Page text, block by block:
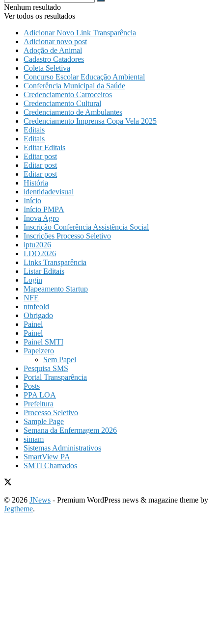
Nenhum resultado
Ver todos os resultados
Adicionar Novo Link Transparência
Adicionar novo post
Adoção de Animal
Cadastro Catadores
Coleta Seletiva
Concurso Escolar Educação Ambiental
Conferência Municipal da Saúde
Credenciamento Carroceiros
Credenciamento Cultural
Credenciamento de Ambulantes
Credenciamento Imprensa Copa Vela 2025
Editais
Editais
Editar Editais
Editar post
Editar post
Editar post
História
identidadevisual
Início
Início PMPA
Inova Agro
Inscrição Conferência Assistência Social
Inscrições Processo Seletivo
iptu2026
LDO2026
Links Transparência
Listar Editais
Login
Mapeamento Startup
NFE
ntnfeold
Obrigado
Painel
Painel
Painel SMTI
Papelzero
Sem Papel
Pesquisa SMS
Portal Transparência
Posts
PPA LOA
Prefeitura
Processo Seletivo
Sample Page
Semana da Enfermagem 2026
simam
Sistemas Administrativos
SmartView PA
SMTI Chamados
© 2026 JNews - Premium WordPress news & magazine theme by
Jegtheme.